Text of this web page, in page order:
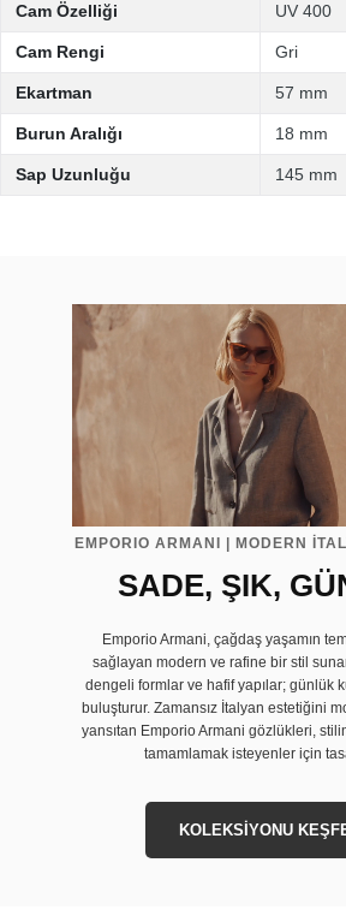
Cam Özelliği UV 400
Cam Rengi Gri
Ekartman 57 mm
Burun Aralığı 18 mm
Sap Uzunluğu 145 mm
EMPORIO ARMANI | MODERN
SADE, ŞIK,
Emporio Armani, çağdaş yaşamın
sağlayan modern ve rafine bir stil
dengeli formlar ve hafif yapılar; günlük
buluşturur. Zamansız İtalyan estetiğini
yansıtan Emporio Armani gözlükleri,
tamamlamak isteyenler için
KOLEKSİYONU